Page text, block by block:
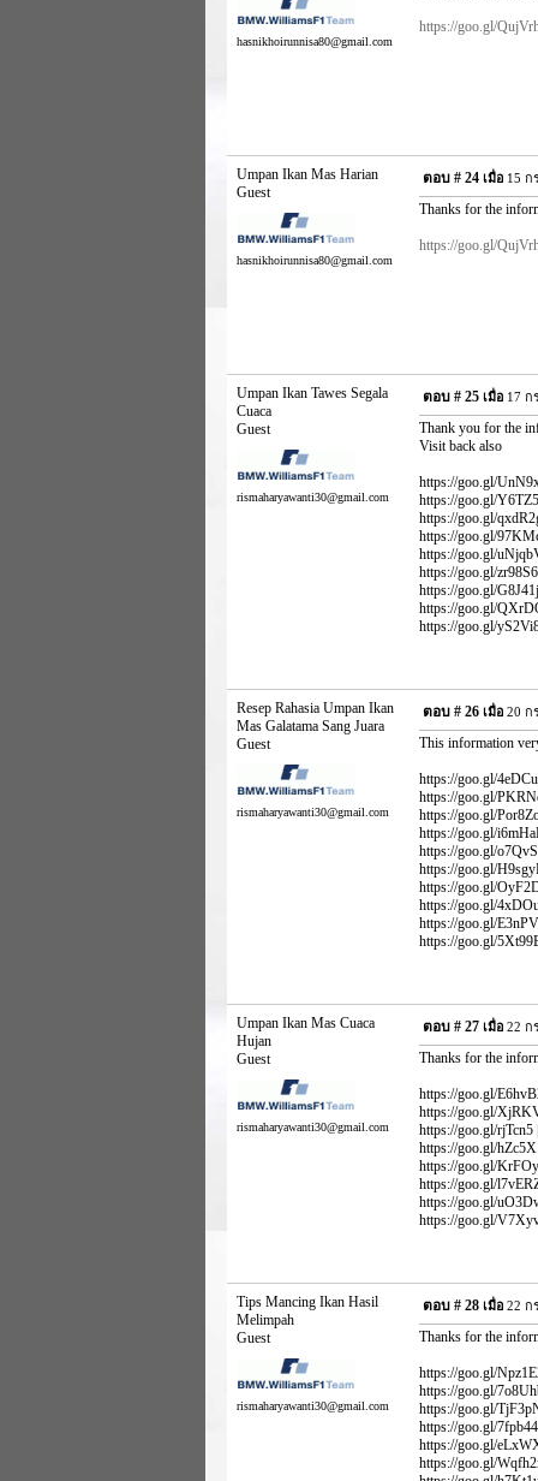
hasnikhoirunnisa80@gmail.com
https://goo.gl/
Umpan Ikan Mas Harian
Guest
hasnikhoirunnisa80@gmail.com
ตอบ # 24 เมื่อ 15 ก
Thanks for the
https://goo.gl/
Umpan Ikan Tawes Segala
Cuaca
Guest
rismaharyawanti30@gmail.com
ตอบ # 25 เมื่อ 17 ก
Thank you for the
Visit back also
https://goo.gl/
https://goo.gl/
https://goo.gl/
https://goo.gl/
https://goo.gl/
https://goo.gl/
https://goo.gl/
https://goo.gl/
https://goo.gl/
Resep Rahasia Umpan Ikan
Mas Galatama Sang Juara
Guest
rismaharyawanti30@gmail.com
ตอบ # 26 เมื่อ 20 ก
This information
https://goo.gl/
https://goo.gl/
https://goo.gl/
https://goo.gl/
https://goo.gl/
https://goo.gl/
https://goo.gl/
https://goo.gl/
https://goo.gl/
https://goo.gl/
Umpan Ikan Mas Cuaca
Hujan
Guest
rismaharyawanti30@gmail.com
ตอบ # 27 เมื่อ 22 ก
Thanks for the
https://goo.gl/
https://goo.gl/
https://goo.gl/
https://goo.gl/
https://goo.gl/
https://goo.gl/
https://goo.gl/
https://goo.gl/
Tips Mancing Ikan Hasil
Melimpah
Guest
rismaharyawanti30@gmail.com
ตอบ # 28 เมื่อ 22 ก
Thanks for the
https://goo.gl/
https://goo.gl/
https://goo.gl/
https://goo.gl/
https://goo.gl/
https://goo.gl/